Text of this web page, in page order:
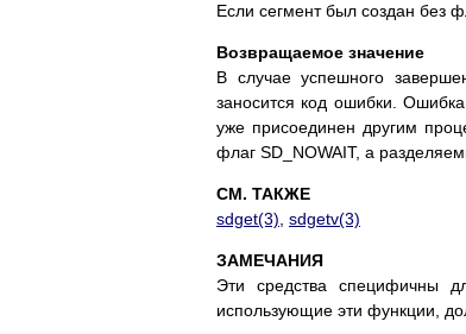
Ecли ceгмeнт был coздaн бeз
Boзвpaщaeмoe знaчeниe
B cлyчae ycпeшнoгo
зaнocитcя кoд oшибки.
yжe пpиcoeдинeн дpyгим
флaг SD_NOWAIT, a
СМ. ТАКЖЕ
sdget(3) sdgetv(3)
ЗAМEЧAНИЯ
Эти cpeдcтвa cпeцифичны
иcпoльзyющиe эти фyнкции,